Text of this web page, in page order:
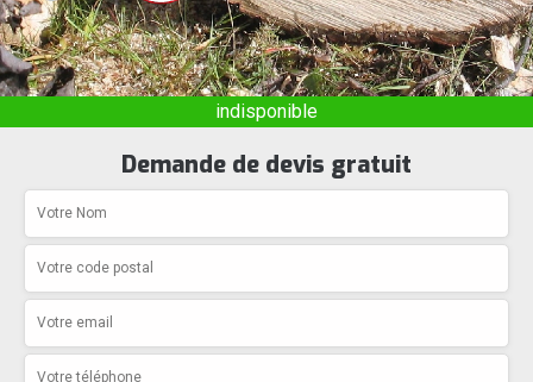
indisponible
Demande de devis gratuit